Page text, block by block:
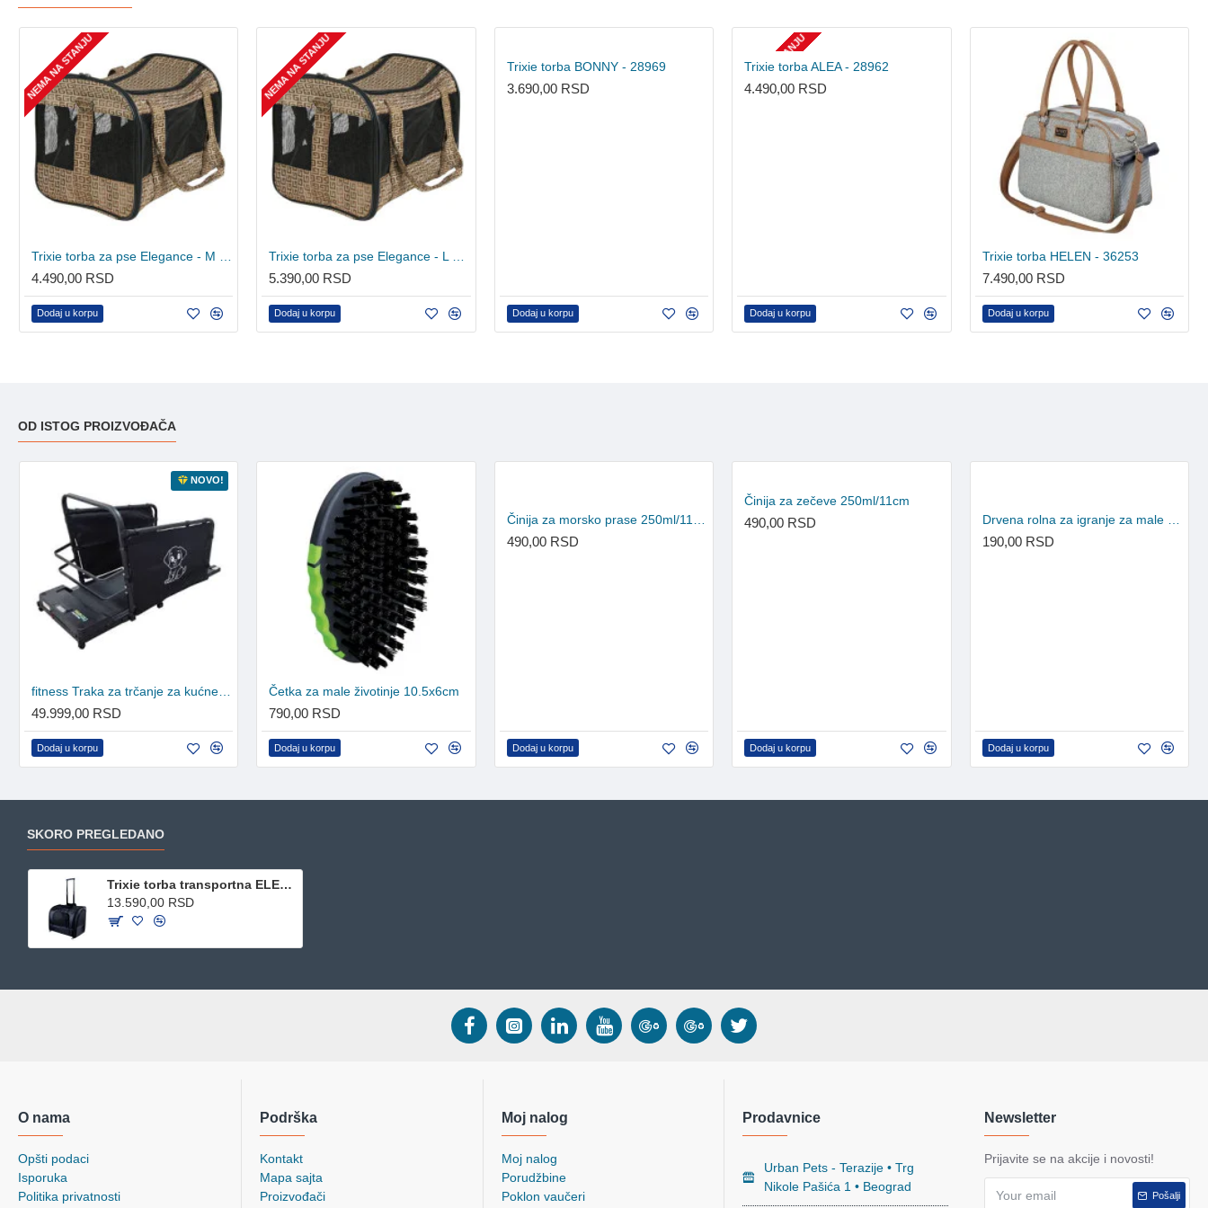
NEMA NA STANJU
Trixie torba za pse Elegance - M 28881
4.490,00 RSD
Dodaj u korpu
NEMA NA STANJU
Trixie torba za pse Elegance - L 28882
5.390,00 RSD
Dodaj u korpu
Trixie torba BONNY - 28969
3.690,00 RSD
Dodaj u korpu
NEMA NA STANJU
Trixie torba ALEA - 28962
4.490,00 RSD
Dodaj u korpu
Trixie torba HELEN - 36253
7.490,00 RSD
Dodaj u korpu
OD ISTOG PROIZVOĐAČA
NOVO!
49.999,00 RSD
Dodaj u korpu
Četka za male životinje 10.5x6cm
790,00 RSD
Dodaj u korpu
Činija za morsko prase 250ml/11cm
490,00 RSD
Dodaj u korpu
Činija za zečeve 250ml/11cm
490,00 RSD
Dodaj u korpu
Drvena rolna za igranje za male životinje
190,00 RSD
Dodaj u korpu
SKORO PREGLEDANO
Trixie torba transportna ELEGANCE - 2881
13.590,00 RSD
O nama
Opšti podaci
Isporuka
Politika privatnosti
Podrška
Kontakt
Mapa sajta
Proizvođači
Moj nalog
Moj nalog
Porudžbine
Poklon vaučeri
Prodavnice
Urban Pets - Terazije • Trg
Nikole Pašića 1 • Beograd
Newsletter
Prijavite se na akcije i novosti!
Pošalji